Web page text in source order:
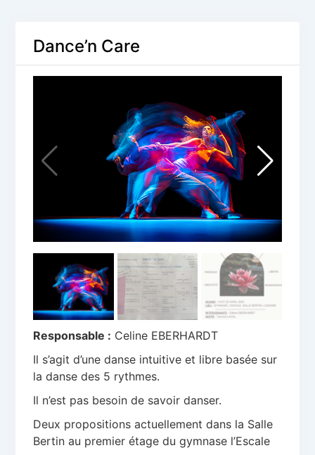
Dance’n Care
Responsable : Celine EBERHARDT
Il s’agit d’une danse intuitive et libre basée sur
la danse des 5 rythmes.
Il n’est pas besoin de savoir danser.
Deux propositions actuellement dans la Salle
Bertin au premier étage du gymnase l’Escale